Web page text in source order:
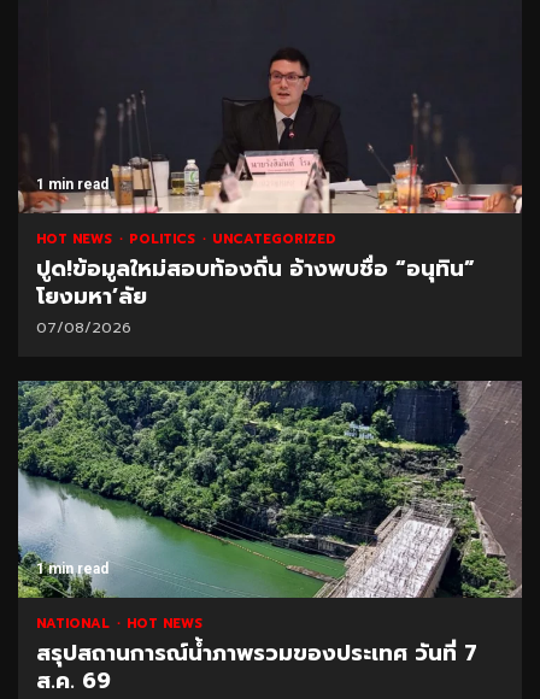
1 min read
HOT NEWS POLITICS UNCATEGORIZED
ปูด!ข้อมูลใหม่สอบท้องถิ่น อ้างพบชื่อ “อนุทิน”
โยงมหา’ลัย
07/08/2026
1 min read
NATIONAL HOT NEWS
สรุปสถานการณ์น้ำภาพรวมของประเทศ วันที่ 7
ส.ค. 69